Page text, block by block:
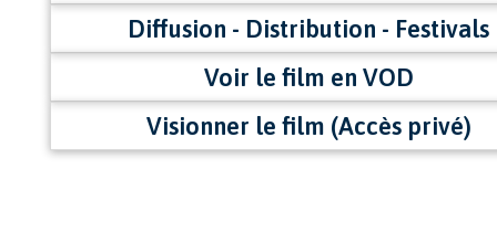
Diffusion - Distribution - Festivals
Voir le film en VOD
Visionner le film (Accès privé)